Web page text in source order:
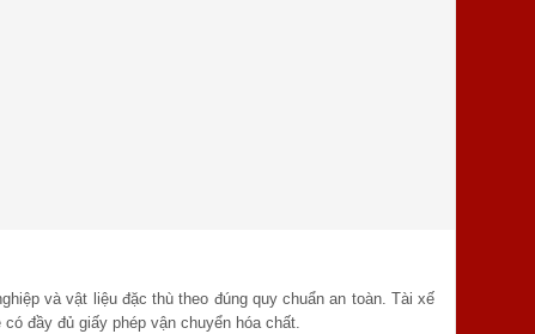
và vật liệu đặc thù theo đúng quy chuẩn an toàn. Tài xế
đầy đủ giấy phép vận chuyển hóa chất.